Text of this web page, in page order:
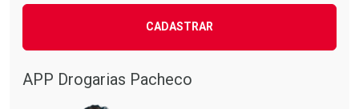
CADASTRAR
APP Drogarias Pacheco